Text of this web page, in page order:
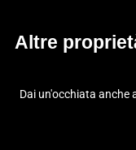
Altre
Dai un'occhiata anche